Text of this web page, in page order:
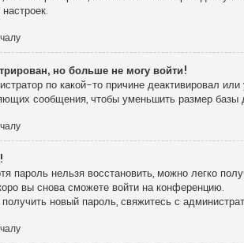
но больше не могу войти!
по какой-то причине деактивировал
сообщения, чтобы уменьшить размер базы
пароль нельзя восстановить, можно легко
вы снова сможете войти на конференцию.
новый пароль, свяжитесь с